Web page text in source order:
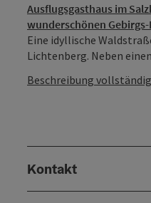
Ausflugsgasthaus im
wunderschönen
Eine idyllische
Lichtenberg. Neben
Beschreibung
Kontakt